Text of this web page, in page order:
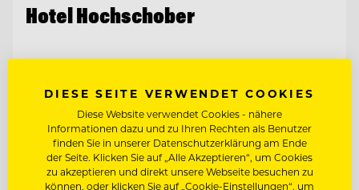
Hotel Hochschober
BARMITARBEITER
SOUS CHEF
DIESE SEITE VERWENDET COOKIES
Diese Website verwendet Cookies - nähere
Informationen dazu und zu Ihren Rechten als Benutzer
finden Sie in unserer Datenschutzerklärung am Ende
der Seite. Klicken Sie auf „Alle Akzeptieren“, um Cookies
zu akzeptieren und direkt unsere Webseite besuchen zu
können, oder klicken Sie auf „Cookie-Einstellungen“, um